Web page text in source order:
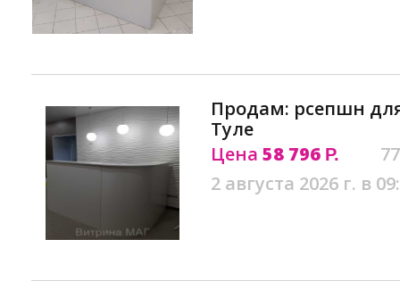
Продам: рсепшн
Туле
Цена 58 796 Р.
2 августа 2026 г. в